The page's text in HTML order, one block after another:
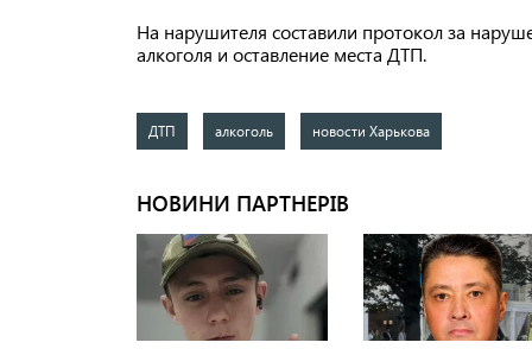
На нарушителя составили протокол за
алкоголя и оставление места ДТП.
ДТП алкоголь новости Харькова